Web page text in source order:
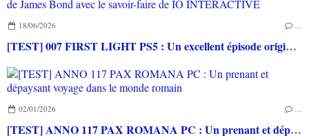
18/06/2026
[TEST] 007 FIRST LIGHT PS5 : Un excellent épisode original de James Bond avec le savoir-faire de IO INTERACTIVE
02/01/2026
[TEST] ANNO 117 PAX ROMANA PC : Un prenant et dépaysant voyage dans le monde romain